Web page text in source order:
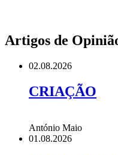
Artigos de
02.08.2026
CRIAÇÃO
António Maio
01.08.2026